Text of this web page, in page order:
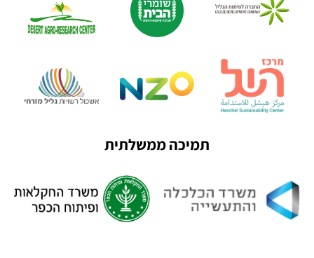
תמיכה ממשלתית